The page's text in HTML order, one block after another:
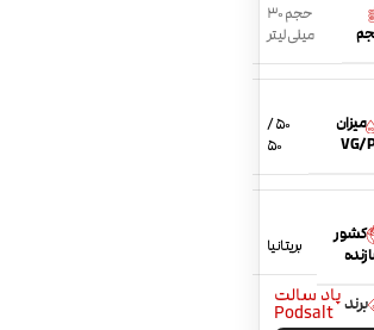
حجم 30
میلی لیتر
میزان
VG/
50 /
50
کشور
بریتانیا
برندپاد سالت
Podsalt